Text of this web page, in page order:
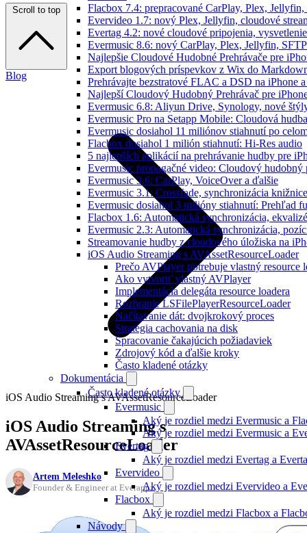
Flacbox 7.4: prepracované CarPlay, Plex,
Evervideo 1.7: nový Plex, Jellyfin, cloudové
Evertag 4.2: nové cloudové pripojenia,
Evermusic 8.6: nový CarPlay, Plex, Jellyfin,
Najlepšie Cloudové Hudobné Prehrávače pre
Export blogových príspevkov z Wix do
Prehrávajte bezstratové FLAC a DSD na iPhone
Najlepší Cloudový Hudobný Prehrávač pre
Evermusic 6.8: Aliyun Drive, Synology, nové
Evermusic Pro na Setapp Mobile: Cloudová
Evermusic dosiahol 11 miliónov stiahnutí po
Flacbox dosiahol 1 milión stiahnutí: Hi-Res audio
5 najlepších aplikácií na prehrávanie hudby pre
Evermusic propagačné video: Cloudový hudobný
Evermusic 3.6: CarPlay, VoiceOver a ďalšie
Evermusic 3.1: Crossfade, synchronizácia
Evermusic dosiahol 3 milióny stiahnutí: Prehľad
Flacbox 1.6: Automatická synchronizácia,
Evermusic 2.3: Automatická synchronizácia,
Streamovanie hudby z cloudového úložiska na
iOS Audio Streaming s AVAssetResourceLoader
Prečo AVPlayer potrebuje vlastný resource
Ako vytvoriť vlastný AVPlayer
Implementácia delegáta resource loadera
Rozhranie LSFilePlayerResourceLoader
Načítavanie dát: dvojkrokový proces
Stratégia cachovania na disk
Spracovanie čakajúcich požiadaviek
Zdrojový kód a ďalšie kroky
Často kladené otázky
Dokumentácia
Často kladené otázky
Evermusic
Aký je rozdiel medzi Evermusic a
Aký je rozdiel medzi Evermusic a
Evertag
Aký je rozdiel medzi Evertag a
Evervideo
Aký je rozdiel medzi Evervideo a
Flacbox
Aký je rozdiel medzi Flacbox a
Návody
Scroll to top
Blog
iOS Audio Streaming s AVAssetResourceLoader
iOS Audio Streaming s
AVAssetResourceLoader
Artem Meleshko
Founder & Engineer at Everappz